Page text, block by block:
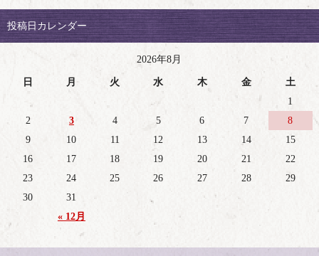
投稿日カレンダー
2026年8月
日 月 火 水 木 金 土
« 12月
1
2
3 4 5 6 7
8
9
10 11 12 13 14
15
16
17 18 19 20 21
22
23
24 25 26 27 28
29
30
31